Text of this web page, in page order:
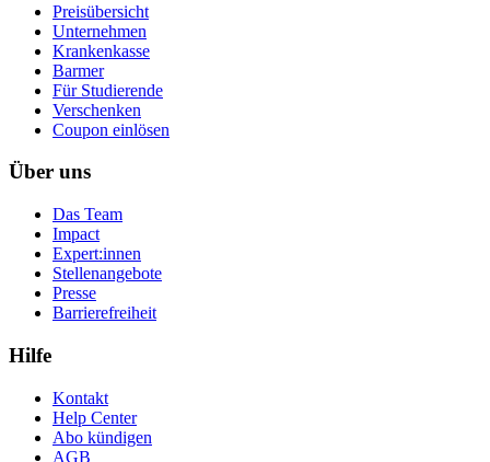
Preisübersicht
Unternehmen
Krankenkasse
Barmer
Für Studierende
Ver­schen­ken
Coupon einlösen
Über uns
Das Team
Impact
Expert:innen
Stellenangebote
Presse
Barrierefreiheit
Hilfe
Kontakt
Help Center
Abo kündigen
AGB